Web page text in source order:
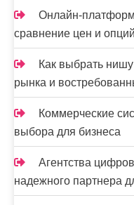
Онлайн-
сравнение цен и опций
Как выбрать
рынка и
Коммерческие
выбора для бизнеса
Агентства
надежного партнера